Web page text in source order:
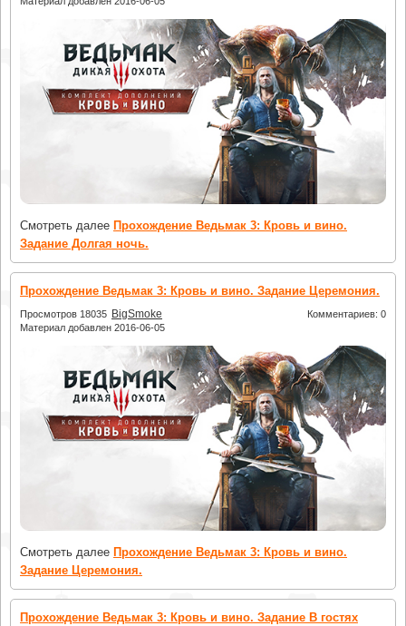
Смотреть далее Прохождение Ведьмак 3: Кровь и вино.
Задание Долгая ночь.
Прохождение Ведьмак 3: Кровь и вино. Задание Церемония.
Просмотров 18035 BigSmoke
Материал добавлен 2016-06-05
Комментариев: 0
Смотреть далее Прохождение Ведьмак 3: Кровь и вино.
Задание Церемония.
Прохождение Ведьмак 3: Кровь и вино. Задание В гостях